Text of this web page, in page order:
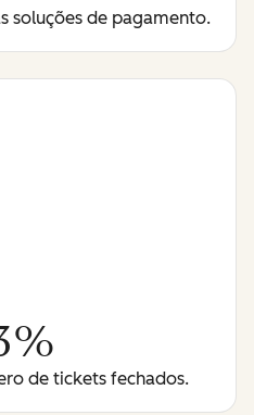
soluções de pagamento.
de tickets fechados.